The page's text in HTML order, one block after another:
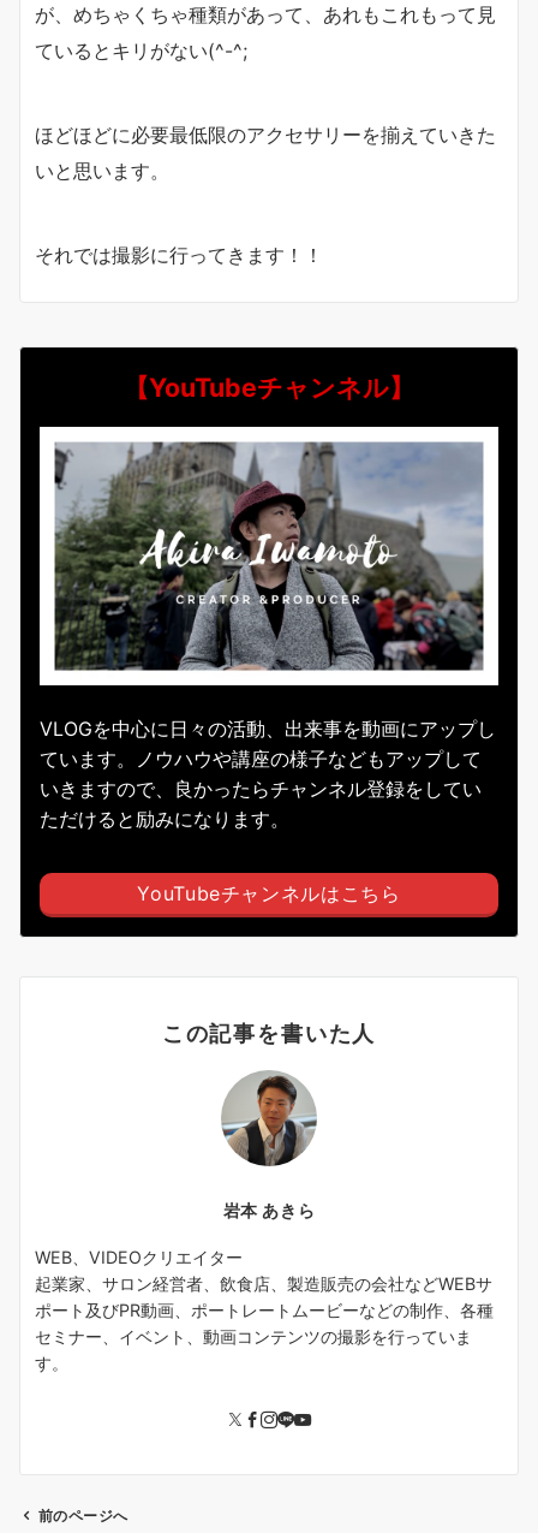
が、めちゃくちゃ種類があって、あれもこれもって見
ているとキリがない(^-^;
ほどほどに必要最低限のアクセサリーを揃えていきた
いと思います。
それでは撮影に行ってきます！！
【YouTubeチャンネル】
VLOGを中心に日々の活動、出来事を動画にアップし
ています。ノウハウや講座の様子などもアップして
いきますので、良かったらチャンネル登録をしてい
ただけると励みになります。
YouTubeチャンネルはこちら
この記事を書いた人
岩本 あきら
WEB、VIDEOクリエイター
起業家、サロン経営者、飲食店、製造販売の会社などWEBサ
ポート及びPR動画、ポートレートムービーなどの制作、各種
セミナー、イベント、動画コンテンツの撮影を行っていま
す。
前のページへ